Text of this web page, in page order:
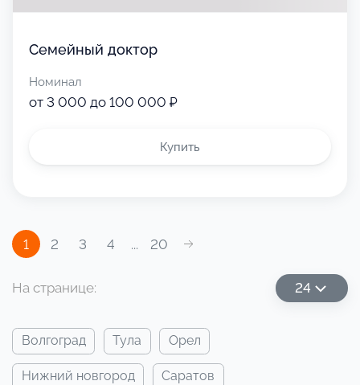
Семейный доктор
Номинал
от 3 000 до 100 000 ₽
Купить
1 2 3 4 ... 20
На странице: 24
волгоград тула орел
нижний новгород саратов